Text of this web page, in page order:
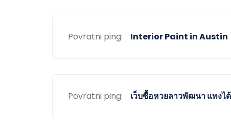
Povratni ping: Interior Paint in Austin
Povratni ping: เว็บซื้อหวยลาวพัฒนา แทงไ